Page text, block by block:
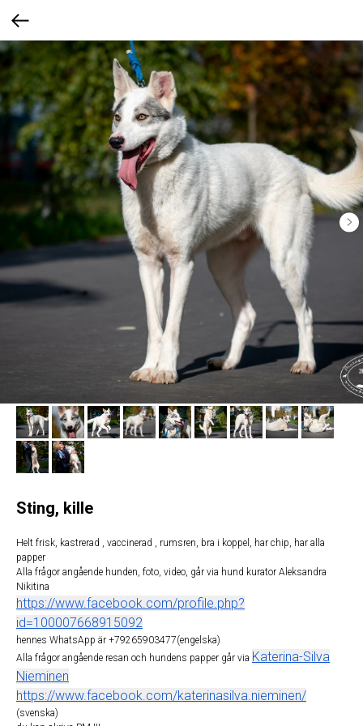
Sting, kille
Helt frisk, kastrerad , vaccinerad , rumsren, bra i koppel, har chip, har alla
papper
Alla frågor angående hunden, foto, video, går via hund kurator Aleksandra
Nikitina
https://www.facebook.com/profile.php?
id=100007668915092
hennes WhatsApp är +79265903477(engelska)
Alla frågor angående resan och hundens papper går via Katerina-Silva
Nieminen
https://www.facebook.com/katerinasilva.nieminen/
(svenska)